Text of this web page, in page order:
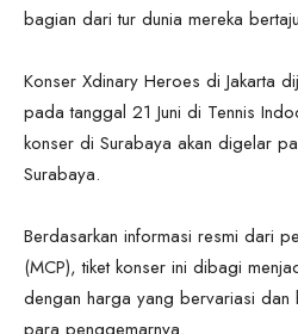
bagian dari tur dunia mereka
Konser Xdinary Heroes di Jakarta
pada tanggal 21 Juni di Tennis
konser di Surabaya akan digelar
Surabaya.
Berdasarkan informasi resmi dari
(MCP), tiket konser ini dibagi
dengan harga yang bervariasi dan